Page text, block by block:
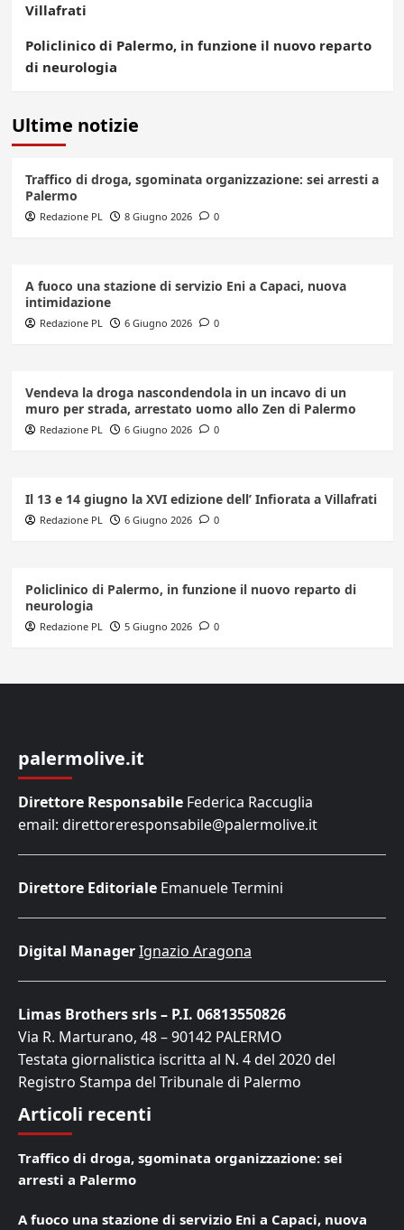
Villafrati
Policlinico di Palermo, in funzione il nuovo reparto
di neurologia
Ultime notizie
Traffico di droga, sgominata organizzazione: sei arresti a
Palermo
Redazione PL 8 Giugno 2026 0
A fuoco una stazione di servizio Eni a Capaci, nuova
intimidazione
Redazione PL 6 Giugno 2026 0
Vendeva la droga nascondendola in un incavo di un
muro per strada, arrestato uomo allo Zen di Palermo
Redazione PL 6 Giugno 2026 0
Il 13 e 14 giugno la XVI edizione dell’ Infiorata a Villafrati
Redazione PL 6 Giugno 2026 0
Policlinico di Palermo, in funzione il nuovo reparto di
neurologia
Redazione PL 5 Giugno 2026 0
palermolive.it
Direttore Responsabile Federica Raccuglia
email: direttoreresponsabile@palermolive.it
Direttore Editoriale Emanuele Termini
Digital ManagerIgnazio Aragona
Limas Brothers srls – P.I. 06813550826
Via R. Marturano, 48 – 90142 PALERMO
Testata giornalistica iscritta al N. 4 del 2020 del
Registro Stampa del Tribunale di Palermo
Articoli recenti
Traffico di droga, sgominata organizzazione: sei
arresti a Palermo
A fuoco una stazione di servizio Eni a Capaci, nuova